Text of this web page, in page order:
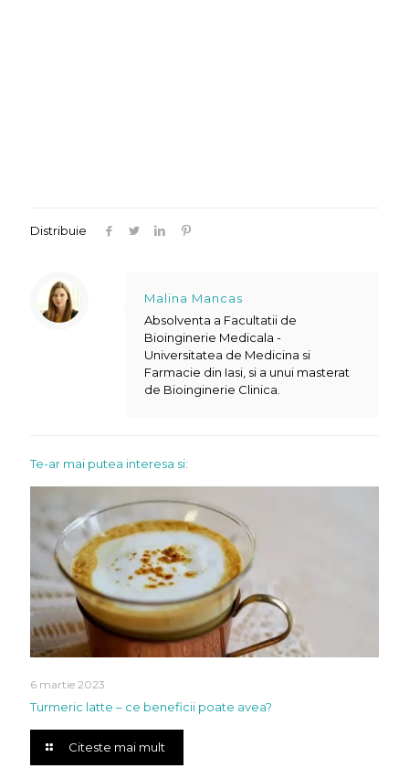
Distribuie
Malina Mancas
Absolventa a Facultatii de
Bioinginerie Medicala -
Universitatea de Medicina si
Farmacie din Iasi, si a unui masterat
de Bioinginerie Clinica.
Te-ar mai putea interesa si:
6 martie 2023
Turmeric latte – ce beneficii poate avea?
Citeste mai mult